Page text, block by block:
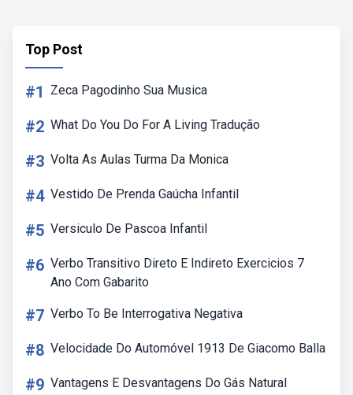
Top Post
#1 Zeca Pagodinho Sua Musica
#2 What Do You Do For A Living Tradução
#3 Volta As Aulas Turma Da Monica
#4 Vestido De Prenda Gaúcha Infantil
#5 Versiculo De Pascoa Infantil
#6 Verbo Transitivo Direto E Indireto Exercicios 7
Ano Com Gabarito
#7 Verbo To Be Interrogativa Negativa
#8 Velocidade Do Automóvel 1913 De Giacomo Balla
#9 Vantagens E Desvantagens Do Gás Natural